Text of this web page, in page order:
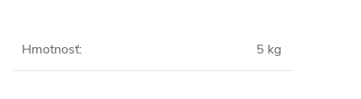
Hmotnosť: 5 kg